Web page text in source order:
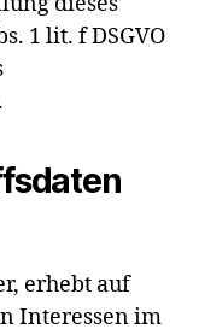
1 lit. f DSGVO
erhebt auf
Interessen im